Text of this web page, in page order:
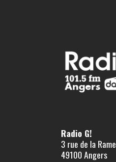
Radio G!
3 rue de la Rame
49100 Angers